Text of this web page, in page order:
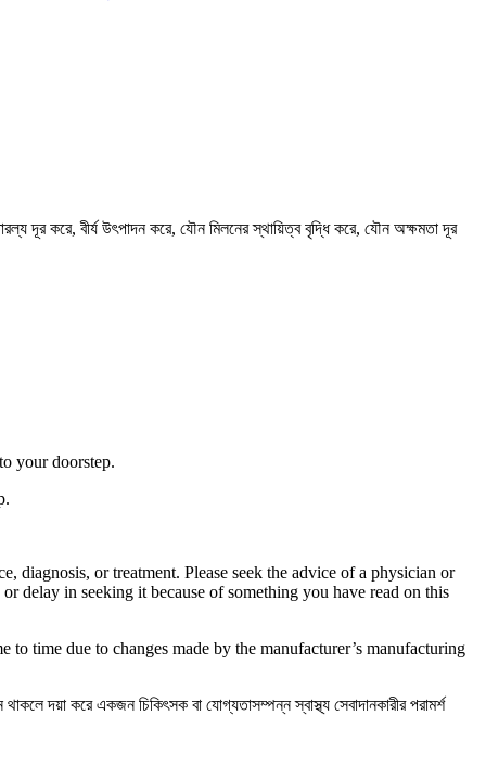
দূর করে, বীর্য উৎপাদন করে, যৌন মিলনের স্থায়িত্ব বৃদ্ধি করে, যৌন অক্ষমতা দূর
your doorstep.
diagnosis, or treatment. Please seek the advice of a physician or
delay in seeking it because of something you have read on this
time due to changes made by the manufacturer’s manufacturing
দয়া করে একজন চিকিৎসক বা যোগ্যতাসম্পন্ন স্বাস্থ্য সেবাদানকারীর পরামর্শ